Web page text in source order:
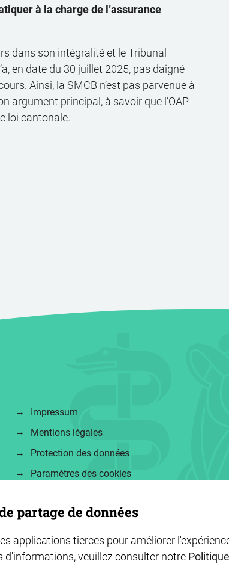
à la charge de l’assurance
dans son intégralité et le Tribunal
en date du 30 juillet 2025, pas daigné
Ainsi, la SMCB n’est pas parvenue à
argument principal, à savoir que l’OAP
loi cantonale.
Impressum
Mentions légales
Protection des données
Paramètres des cookies
partage de données
applications tierces pour améliorer
d'informations, veuillez consulter notre